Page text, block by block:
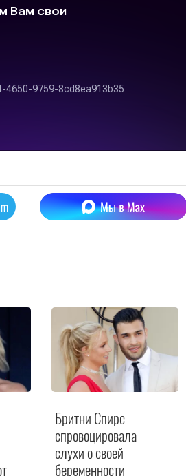
Бритни Спирс
спровоцировала
слухи о своей
беременности